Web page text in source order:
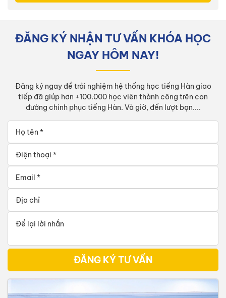
ĐĂNG KÝ NHẬN TƯ VẤN KHÓA HỌC
NGAY HÔM NAY!
Đăng ký ngay để trải nghiệm hệ thống học tiếng Hàn giao
tiếp đã giúp hơn +100.000 học viên thành công trên con
đường chinh phục tiếng Hàn. Và giờ, đến lượt bạn....
ĐĂNG KÝ TƯ VẤN